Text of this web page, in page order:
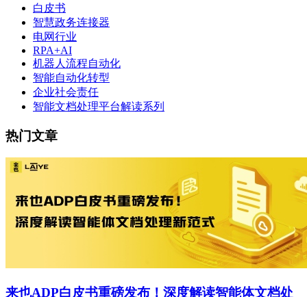
白皮书
智慧政务连接器
电网行业
RPA+AI
机器人流程自动化
智能自动化转型
企业社会责任
智能文档处理平台解读系列
热门文章
来也ADP白皮书重磅发布！深度解读智能体文档处